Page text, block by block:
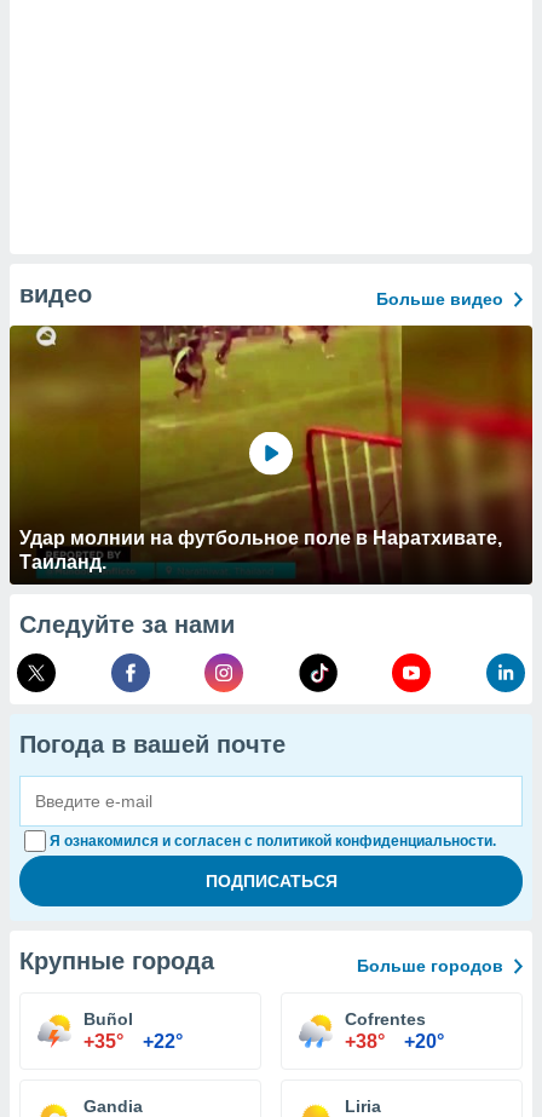
видео Больше видео
Удар молнии на футбольное поле в Наратхивате,
Таиланд.
Следуйте за нами
Погода в вашей почте
Я ознакомился и согласен с политикой конфиденциальности.
Крупные города Больше городов
Buñol
+35° +22°
Cofrentes
+38° +20°
Gandia Liria